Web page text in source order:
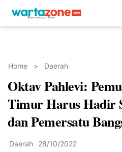
Netizen
Home > Daerah
Oktav Pahlevi:
Timur Harus Hadir
dan Pemersatu
Daerah 28/10/2022